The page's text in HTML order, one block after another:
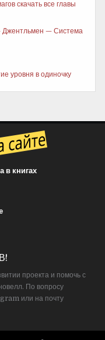
скачать все главы
Джентльмен — Система
уровня в одиночку
в книгах
проекта и помочь с
По вопросу
или на почту